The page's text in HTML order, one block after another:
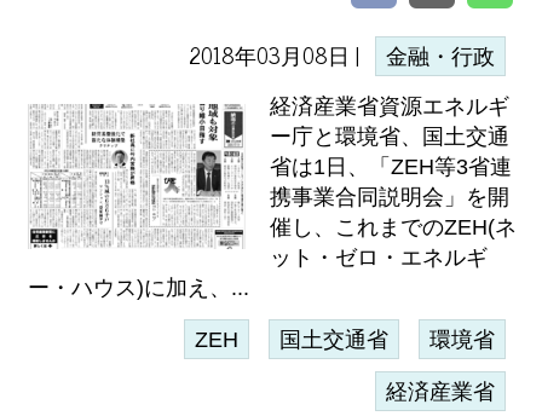
2018年03月08日 | 金融・行政
経済産業省資源エネルギ
ー庁と環境省、国土交通
省は1日、「ZEH等3省連
携事業合同説明会」を開
催し、これまでのZEH(ネ
ット・ゼロ・エネルギ
ー・ハウス)に加え、...
ZEH 国土交通省 環境省
経済産業省